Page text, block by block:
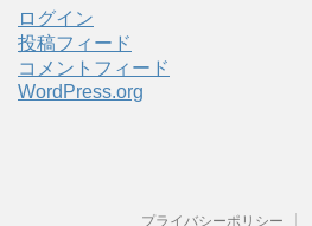
ログイン
投稿フィード
コメントフィード
WordPress.org
プライバシーポリシー